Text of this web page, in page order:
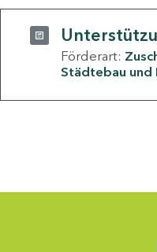
Förderart:
Städtebau und